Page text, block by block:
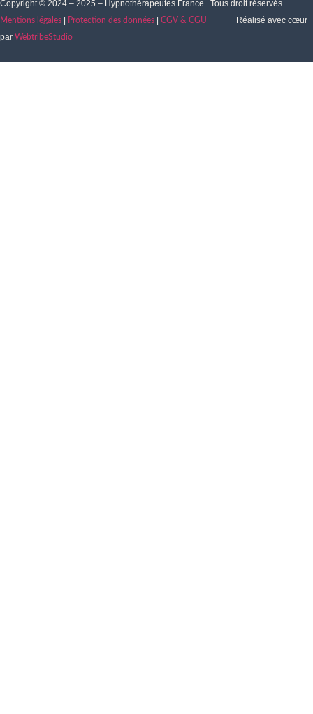
Copyright © 2024 – 2025 – Hypnothérapeutes France . Tous droit réservés
Mentions légales Protection des données CGV & CGU
Réalisé avec cœur
par WebtribeStudio